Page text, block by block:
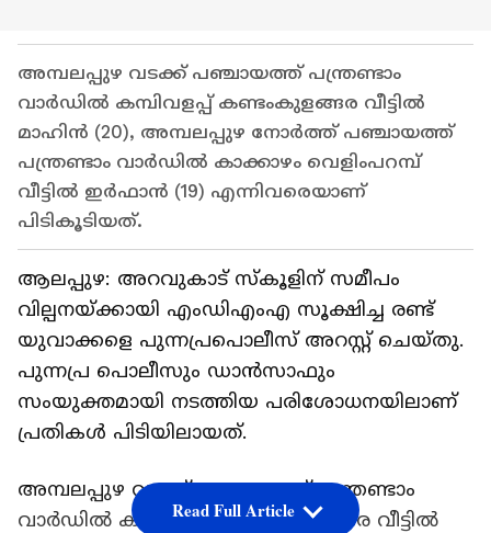
അമ്പലപ്പുഴ വടക്ക് പഞ്ചായത്ത് പന്ത്രണ്ടാം
വാർഡിൽ കമ്പിവളപ്പ് കണ്ടംകുളങ്ങര വീട്ടിൽ
മാഹിൻ (20), അമ്പലപ്പുഴ നോർത്ത് പഞ്ചായത്ത്
പന്ത്രണ്ടാം വാർഡിൽ കാക്കാഴം വെളിംപറമ്പ്
വീട്ടിൽ ഇർഫാൻ (19) എന്നിവരെയാണ്
പിടികൂടിയത്.
ആലപ്പുഴ: അറവുകാട് സ്കൂളിന് സമീപം
വില്പനയ്ക്കായി എംഡിഎംഎ സൂക്ഷിച്ച രണ്ട്
യുവാക്കളെ പുന്നപ്രപൊലീസ് അറസ്റ്റ് ചെയ്തു.
പുന്നപ്ര പൊലീസും ഡാൻസാഫും
സംയുക്തമായി നടത്തിയ പരിശോധനയിലാണ്
പ്രതികൾ പിടിയിലായത്.
അമ്പലപ്പുഴ വടക്ക് പഞ്ചായത്ത് പന്ത്രണ്ടാം
വാർഡിൽ കമ്പിവളപ്പ് കണ്ടംകുളങ്ങര വീട്ടിൽ
Read Full Article